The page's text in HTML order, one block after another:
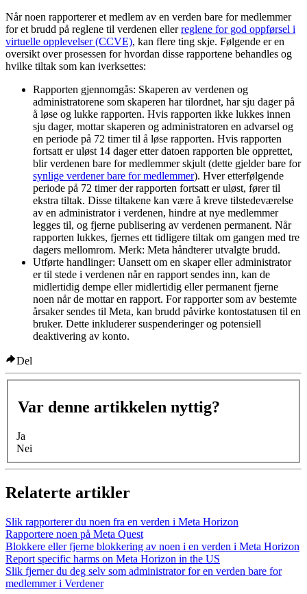
Når noen rapporterer et medlem av en verden bare for medlemmer
for et brudd på reglene til verdenen ellerreglene for god oppførsel i
virtuelle opplevelser (CCVE), kan flere ting skje. Følgende er en
oversikt over prosessen for hvordan disse rapportene behandles og
hvilke tiltak som kan iverksettes:
Rapporten gjennomgås: Skaperen av verdenen og
administratorene som skaperen har tilordnet, har sju dager på
å løse og lukke rapporten. Hvis rapporten ikke lukkes innen
sju dager, mottar skaperen og administratoren en advarsel og
en periode på 72 timer til å løse rapporten. Hvis rapporten
fortsatt er uløst 14 dager etter datoen rapporten ble opprettet,
blir verdenen bare for medlemmer skjult (dette gjelder bare for
synlige verdener bare for medlemmer). Hver etterfølgende
periode på 72 timer der rapporten fortsatt er uløst, fører til
ekstra tiltak. Disse tiltakene kan være å kreve tilstedeværelse
av en administrator i verdenen, hindre at nye medlemmer
legges til, og fjerne publisering av verdenen permanent. Når
rapporten lukkes, fjernes ett tidligere tiltak om gangen med tre
dagers mellomrom. Merk: Meta håndterer utvalgte brudd.
Utførte handlinger: Uansett om en skaper eller administrator
er til stede i verdenen når en rapport sendes inn, kan de
midlertidig dempe eller midlertidig eller permanent fjerne
noen når de mottar en rapport. For rapporter som av bestemte
årsaker sendes til Meta, kan brudd påvirke kontostatusen til en
bruker. Dette inkluderer suspenderinger og potensiell
deaktivering av konto.
Del
Var denne artikkelen nyttig?
Ja
Nei
Relaterte artikler
Slik rapporterer du noen fra en verden i Meta Horizon
Rapportere noen på Meta Quest
Blokkere eller fjerne blokkering av noen i en verden i Meta Horizon
Report specific harms on Meta Horizon in the US
Slik fjerner du deg selv som administrator for en verden bare for
medlemmer i Verdener